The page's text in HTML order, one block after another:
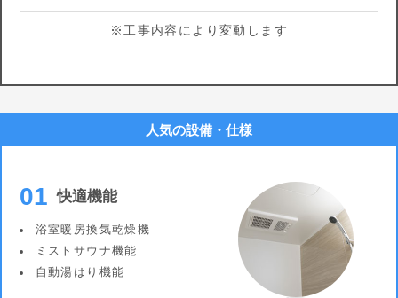
※工事内容により変動します
人気の設備・仕様
01 快適機能
浴室暖房換気乾燥機
ミストサウナ機能
自動湯はり機能